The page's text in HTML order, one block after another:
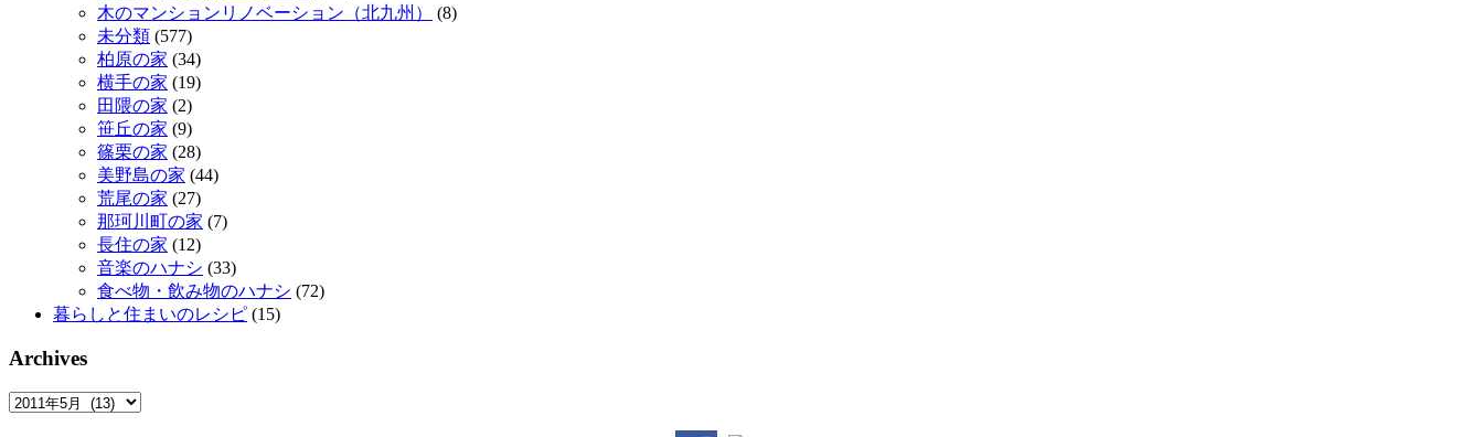
木のマンションリノベーション（北九州）
(8)
未分類 (577)
柏原の家 (34)
横手の家 (19)
田隈の家 (2)
笹丘の家 (9)
篠栗の家 (28)
美野島の家 (44)
荒尾の家 (27)
那珂川町の家 (7)
長住の家 (12)
音楽のハナシ (33)
食べ物・飲み物のハナシ (72)
暮らしと住まいのレシピ (15)
Archives
Archives